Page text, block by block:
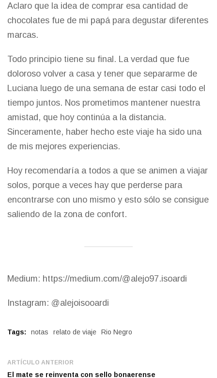
Aclaro que la idea de comprar esa cantidad de
chocolates fue de mi papá para degustar diferentes
marcas.
Todo principio tiene su final. La verdad que fue
doloroso volver a casa y tener que separarme de
Luciana luego de una semana de estar casi todo el
tiempo juntos. Nos prometimos mantener nuestra
amistad, que hoy continúa a la distancia.
Sinceramente, haber hecho este viaje ha sido una
de mis mejores experiencias.
Hoy recomendaría a todos a que se animen a viajar
solos, porque a veces hay que perderse para
encontrarse con uno mismo y esto sólo se consigue
saliendo de la zona de confort.
Medium: https://medium.com/@alejo97.isoardi
Instagram: @alejoisooardi
Tags: notas relato de viaje Rio Negro
ARTÍCULO ANTERIOR
El mate se reinventa con sello bonaerense